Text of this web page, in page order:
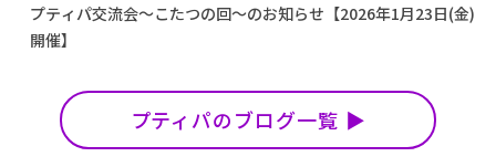
プティパ交流会〜こたつの回〜のお知らせ【2026年1月23日(金)
開催】
プティパのブログ一覧